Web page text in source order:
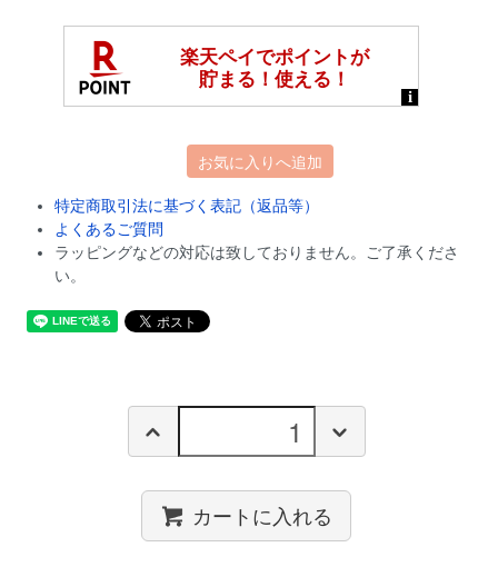
お気に入りへ追加
特定商取引法に基づく表記（返品等）
よくあるご質問
ラッピングなどの対応は致しておりません。ご了承くださ
い。
カートに入れる